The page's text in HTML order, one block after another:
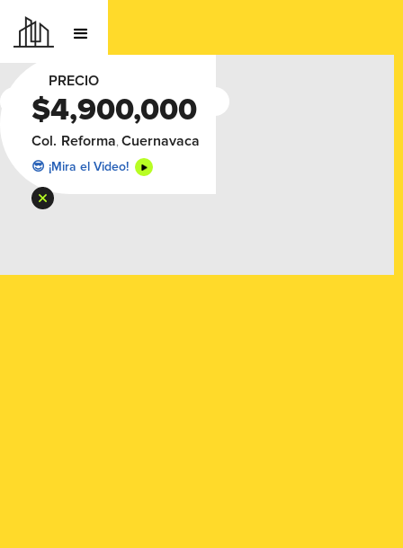
🔥 Da Click en la Foto p/ Expanderla
PRECIO
$4,900,000
Col. Reforma,Cuernavaca
😎 ¡Mira el Video!